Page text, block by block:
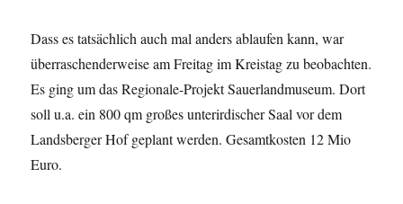
ein
Wintermärchen
Salz
und
der
Dass es tatsächlich auch mal anders ablaufen kann, war
überraschenderweise am Freitag im Kreistag zu beobachten.
Es ging um das Regionale-Projekt Sauerlandmuseum. Dort
soll u.a. ein 800 qm großes unterirdischer Saal vor dem
Landsberger Hof geplant werden. Gesamtkosten 12 Mio
Euro.